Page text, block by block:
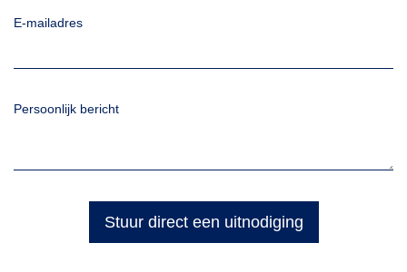
E-mailadres
Persoonlijk bericht
Stuur direct een uitnodiging